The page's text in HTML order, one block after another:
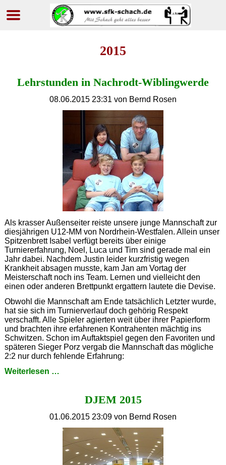
2015
Lehrstunden in Nachrodt-Wiblingwerde
08.06.2015 23:31 von Bernd Rosen
Als krasser Außenseiter reiste unsere junge Mannschaft zur
diesjährigen U12-MM von Nordrhein-Westfalen. Allein unser
Spitzenbrett Isabel verfügt bereits über einige
Turniererfahrung, Noel, Luca und Tim sind gerade mal ein
Jahr dabei. Nachdem Justin leider kurzfristig wegen
Krankheit absagen musste, kam Jan am Vortag der
Meisterschaft noch ins Team. Lernen und vielleicht den
einen oder anderen Brettpunkt ergattern lautete die Devise.
Obwohl die Mannschaft am Ende tatsächlich Letzter wurde,
hat sie sich im Turnierverlauf doch gehörig Respekt
verschafft. Alle Spieler agierten weit über ihrer Papierform
und brachten ihre erfahrenen Kontrahenten mächtig ins
Schwitzen. Schon im Auftaktspiel gegen den Favoriten und
späteren Sieger Porz vergab die Mannschaft das mögliche
2:2 nur durch fehlende Erfahrung:
Weiterlesen …
Wiblingwerde
DJEM 2015
01.06.2015 23:09 von Bernd Rosen